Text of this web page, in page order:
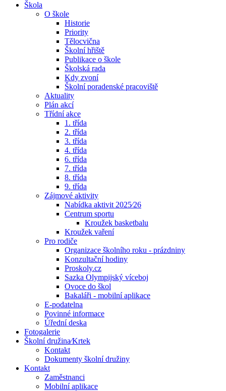
Škola
O škole
Historie
Priority
Tělocvična
Školní hřiště
Publikace o škole
Školská rada
Kdy zvoní
Školní poradenské pracoviště
Aktuality
Plán akcí
Třídní akce
1. třída
2. třída
3. třída
4. třída
6. třída
7. třída
8. třída
9. třída
Zájmové aktivity
Nabídka aktivit 2025⁄26
Centrum sportu
Kroužek basketbalu
Kroužek vaření
Pro rodiče
Organizace školního roku - prázdniny
Konzultační hodiny
Proskoly.cz
Sazka Olympijský víceboj
Ovoce do škol
Bakaláři - mobilní aplikace
E-podatelna
Povinné informace
Úřední deska
Fotogalerie
Školní družina⁄Krtek
Kontakt
Dokumenty školní družiny
Kontakt
Zaměstnanci
Mobilní aplikace